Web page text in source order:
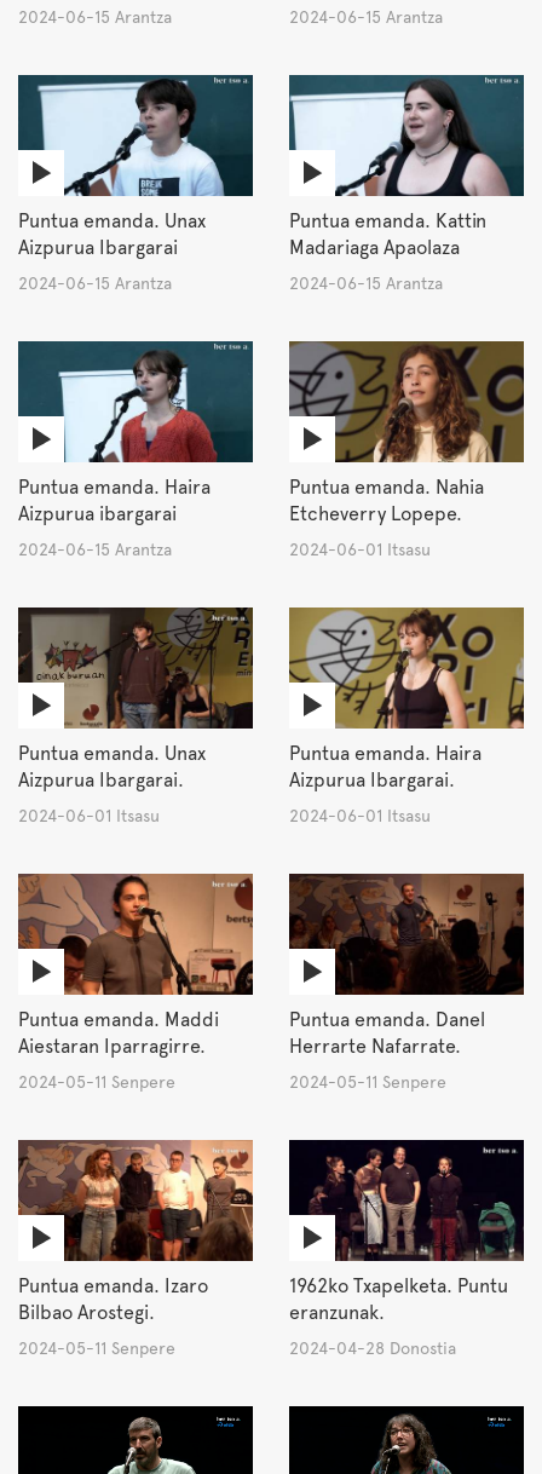
2024-06-15 Arantza 2024-06-15 Arantza
Puntua emanda. Unax
Aizpurua Ibargarai
2024-06-15 Arantza
Puntua emanda. Kattin
Madariaga Apaolaza
2024-06-15 Arantza
Puntua emanda. Haira
Aizpurua ibargarai
2024-06-15 Arantza
Puntua emanda. Nahia
Etcheverry Lopepe.
2024-06-01 Itsasu
Puntua emanda. Unax
Aizpurua Ibargarai.
2024-06-01 Itsasu
Puntua emanda. Haira
Aizpurua Ibargarai.
2024-06-01 Itsasu
Puntua emanda. Maddi
Aiestaran Iparragirre.
2024-05-11 Senpere
Puntua emanda. Danel
Herrarte Nafarrate.
2024-05-11 Senpere
Puntua emanda. Izaro
Bilbao Arostegi.
2024-05-11 Senpere
1962ko Txapelketa. Puntu
eranzunak.
2024-04-28 Donostia